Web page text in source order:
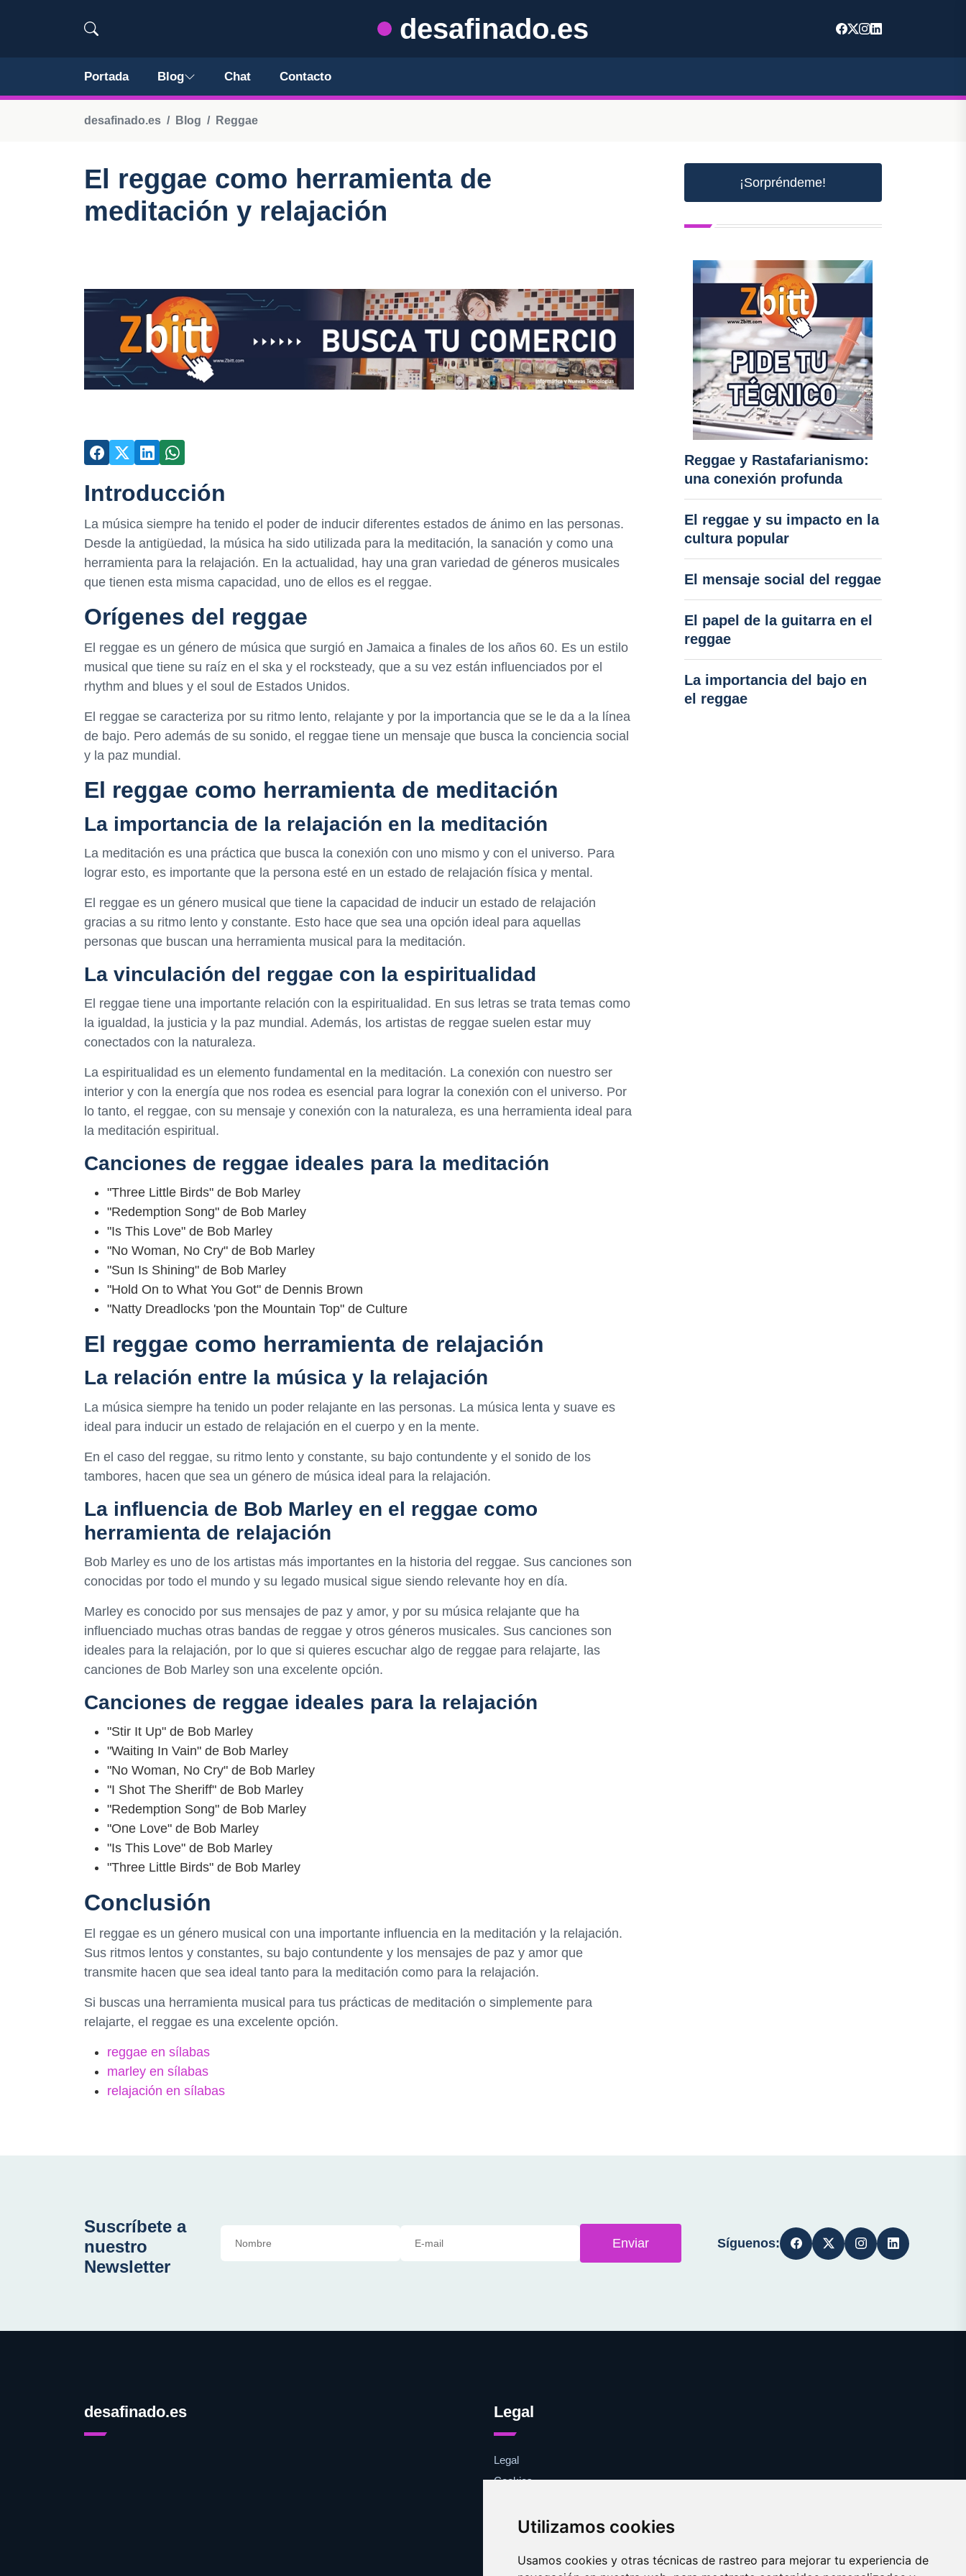
Utilizamos cookies
Usamos cookies y otras técnicas de rastreo para mejorar tu experiencia de
desafinado.es
Portada Blog Chat Contacto
desafinado.es Blog Reggae
El reggae como herramienta de
meditación y relajación
Introducción
La música siempre ha tenido el poder de inducir diferentes estados de ánimo en las personas.
Desde la antigüedad, la música ha sido utilizada para la meditación, la sanación y como una
herramienta para la relajación. En la actualidad, hay una gran variedad de géneros musicales
que tienen esta misma capacidad, uno de ellos es el reggae.
Orígenes del reggae
El reggae es un género de música que surgió en Jamaica a finales de los años 60. Es un estilo
musical que tiene su raíz en el ska y el rocksteady, que a su vez están influenciados por el
rhythm and blues y el soul de Estados Unidos.
El reggae se caracteriza por su ritmo lento, relajante y por la importancia que se le da a la línea
de bajo. Pero además de su sonido, el reggae tiene un mensaje que busca la conciencia social
y la paz mundial.
El reggae como herramienta de meditación
La importancia de la relajación en la meditación
La meditación es una práctica que busca la conexión con uno mismo y con el universo. Para
lograr esto, es importante que la persona esté en un estado de relajación física y mental.
El reggae es un género musical que tiene la capacidad de inducir un estado de relajación
gracias a su ritmo lento y constante. Esto hace que sea una opción ideal para aquellas
personas que buscan una herramienta musical para la meditación.
La vinculación del reggae con la espiritualidad
El reggae tiene una importante relación con la espiritualidad. En sus letras se trata temas como
la igualdad, la justicia y la paz mundial. Además, los artistas de reggae suelen estar muy
conectados con la naturaleza.
La espiritualidad es un elemento fundamental en la meditación. La conexión con nuestro ser
interior y con la energía que nos rodea es esencial para lograr la conexión con el universo. Por
lo tanto, el reggae, con su mensaje y conexión con la naturaleza, es una herramienta ideal para
la meditación espiritual.
Canciones de reggae ideales para la meditación
"Three Little Birds" de Bob Marley
"Redemption Song" de Bob Marley
"Is This Love" de Bob Marley
"No Woman, No Cry" de Bob Marley
"Sun Is Shining" de Bob Marley
"Hold On to What You Got" de Dennis Brown
"Natty Dreadlocks 'pon the Mountain Top" de Culture
El reggae como herramienta de relajación
La relación entre la música y la relajación
La música siempre ha tenido un poder relajante en las personas. La música lenta y suave es
ideal para inducir un estado de relajación en el cuerpo y en la mente.
En el caso del reggae, su ritmo lento y constante, su bajo contundente y el sonido de los
tambores, hacen que sea un género de música ideal para la relajación.
La influencia de Bob Marley en el reggae como
herramienta de relajación
Bob Marley es uno de los artistas más importantes en la historia del reggae. Sus canciones son
conocidas por todo el mundo y su legado musical sigue siendo relevante hoy en día.
Marley es conocido por sus mensajes de paz y amor, y por su música relajante que ha
influenciado muchas otras bandas de reggae y otros géneros musicales. Sus canciones son
ideales para la relajación, por lo que si quieres escuchar algo de reggae para relajarte, las
canciones de Bob Marley son una excelente opción.
Canciones de reggae ideales para la relajación
"Stir It Up" de Bob Marley
"Waiting In Vain" de Bob Marley
"No Woman, No Cry" de Bob Marley
"I Shot The Sheriff" de Bob Marley
"Redemption Song" de Bob Marley
"One Love" de Bob Marley
"Is This Love" de Bob Marley
"Three Little Birds" de Bob Marley
Conclusión
El reggae es un género musical con una importante influencia en la meditación y la relajación.
Sus ritmos lentos y constantes, su bajo contundente y los mensajes de paz y amor que
transmite hacen que sea ideal tanto para la meditación como para la relajación.
Si buscas una herramienta musical para tus prácticas de meditación o simplemente para
relajarte, el reggae es una excelente opción.
reggae en sílabas
marley en sílabas
relajación en sílabas
¡Sorpréndeme!
Reggae y Rastafarianismo:
una conexión profunda
El reggae y su impacto en la
cultura popular
El mensaje social del reggae
El papel de la guitarra en el
reggae
La importancia del bajo en
el reggae
Suscríbete a
nuestro
Newsletter
Enviar Síguenos:
desafinado.es Legal
Legal
Cookies